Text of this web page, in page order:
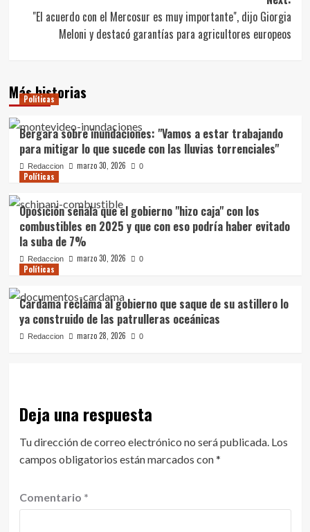
"El acuerdo con el Mercosur es muy importante", dijo Giorgia
Meloni y destacó garantías para agricultores europeos
Más historias
Políticas
Bergara sobre inundaciones: "Vamos a estar trabajando
para mitigar lo que sucede con las lluvias torrenciales"
Redaccion marzo 30, 2026 0
Políticas
Oposición señala que el gobierno "hizo caja" con los
combustibles en 2025 y que con eso podría haber evitado
la suba de 7%
Redaccion marzo 30, 2026 0
Políticas
Cardama reclama al gobierno que saque de su astillero lo
ya construido de las patrulleras oceánicas
Redaccion marzo 28, 2026 0
Deja una respuesta
Tu dirección de correo electrónico no será publicada. Los
campos obligatorios están marcados con*
Comentario *